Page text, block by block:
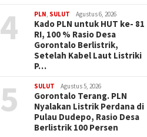
4 PLN SULUT Agustus 6, 2026
Kado PLN untuk HUT ke- 81
RI, 100 % Rasio Desa
Gorontalo Berlistrik,
Setelah Kabel Laut Listriki
P…
5 SULUT Agustus 5, 2026
Gorontalo Terang. PLN
Nyalakan Listrik Perdana di
Pulau Dudepo, Rasio Desa
Berlistrik 100 Persen